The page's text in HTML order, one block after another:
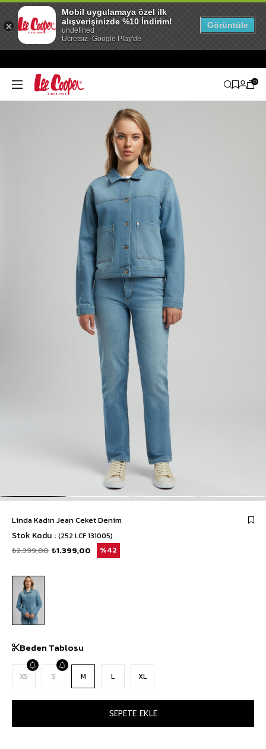
0
Linda Kadın Jean Ceket Denim
Stok Kodu (252 LCF 131005)
₺2.399,00 ₺1.399,00 42
Beden Tablosu
XS S M L XL
Mobil uygulamaya özel ilk
alışverişinizde %10 İndirim!
undefined
Ücretsiz -Google Play'de
Görüntüle